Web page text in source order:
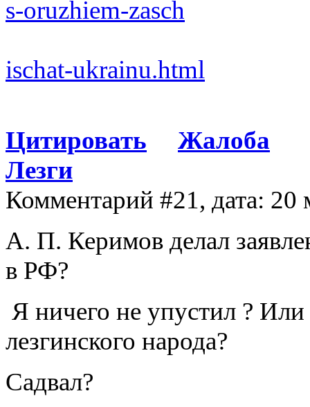
s-oruzhiem-zasch
ischat-ukrainu.html
Цитировать
Жалоба
Лезги
Комментарий #21, дата: 20
А. П. Керимов делал
в РФ?
Я ничего не упустил ?
лезгинского народа?
Садвал?